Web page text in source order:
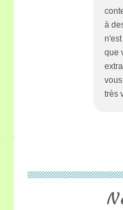
à
que
très